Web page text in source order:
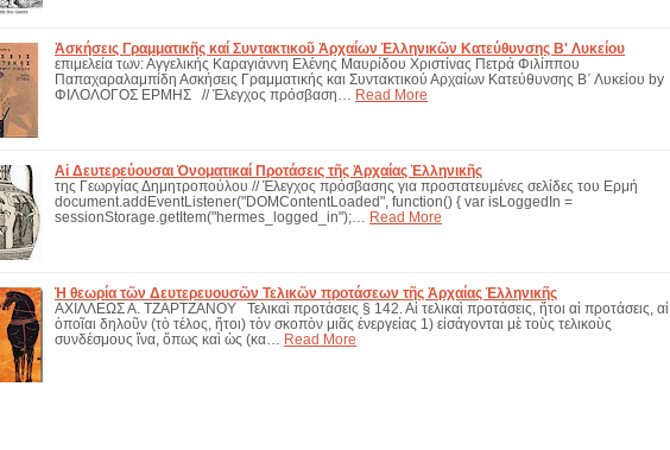
Ἀσκήσεις Γραμματικῆς καί Συντακτικοῦ Ἀρχαίων Ἑλληνικῶν Κατεύθυνσης Β' Λυκείου
επιμελεία των: Αγγελικής Καραγιάννη Ελένης Μαυρίδου Χριστίνας Πετρά Φιλίππου
Παπαχαραλαμπίδη Ασκήσεις Γραμματικής και Συντακτικού Αρχαίων Κατεύθυνσης Β΄ Λυκείου by
ΦΙΛΟΛΟΓΟΣ ΕΡΜΗΣ // Έλεγχος πρόσβαση…
Read More
Αἱ Δευτερεύουσαι Ὀνοματικαί Προτάσεις τῆς Ἀρχαίας Ἑλληνικῆς
της Γεωργίας Δημητροπούλου // Έλεγχος πρόσβασης για προστατευμένες σελίδες του Ερμή
document.addEventListener("DOMContentLoaded", function() { var isLoggedIn =
sessionStorage.getItem("hermes_logged_in");…
Read More
Ἡ θεωρία τῶν Δευτερευουσῶν Τελικῶν προτάσεων τῆς Ἀρχαίας Ἑλληνικῆς
ΑΧΙΛΛΕΩΣ Α. ΤΖΑΡΤΖΑΝΟΥ Τελικαὶ προτάσεις § 142. Αἱ τελικαὶ προτάσεις, ἤτοι αἱ προτάσεις, αἱ
ὁποῖαι δηλοῦν (τὸ τέλος, ἤτοι) τὸν σκοπὸν μιᾶς ἐνεργείας 1) εἰσάγονται μὲ τοὺς τελικοὺς
συνδέσμους ἵνα, ὅπως καὶ ὡς (κα…
Read More